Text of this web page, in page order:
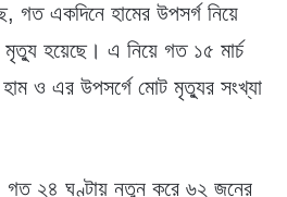
গত একদিনে হামের উপসর্গ নিয়ে
মৃত্যু হয়েছে। এ নিয়ে গত ১৫ মার্চ
হাম ও এর উপসর্গে মোট মৃত্যুর সংখ্যা
গত ২৪ ঘণ্টায় নতুন করে ৬২ জনের